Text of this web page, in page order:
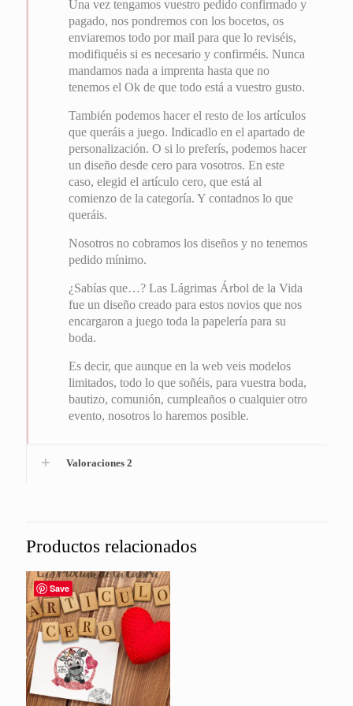
Una vez tengamos vuestro pedido confirmado y
pagado, nos pondremos con los bocetos, os
enviaremos todo por mail para que lo reviséis,
modifiquéis si es necesario y confirméis. Nunca
mandamos nada a imprenta hasta que no
tenemos el Ok de que todo está a vuestro gusto.
También podemos hacer el resto de los artículos
que queráis a juego. Indicadlo en el apartado de
personalización. O si lo preferís, podemos hacer
un diseño desde cero para vosotros. En este
caso, elegid el artículo cero, que está al
comienzo de la categoría. Y contadnos lo que
queráis.
Nosotros no cobramos los diseños y no tenemos
pedido mínimo.
¿Sabías que…? Las Lágrimas Árbol de la Vida
fue un diseño creado para estos novios que nos
encargaron a juego toda la papelería para su
boda.
Es decir, que aunque en la web veis modelos
limitados, todo lo que soñéis, para vuestra boda,
bautizo, comunión, cumpleaños o cualquier otro
evento, nosotros lo haremos posible.
Valoraciones 2
Productos relacionados
Save